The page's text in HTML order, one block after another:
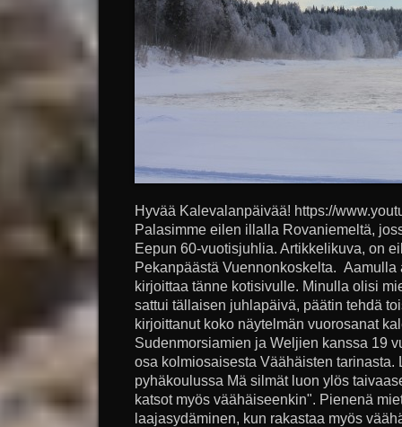
Hyvää Kalevalanpäivää! https://
Palasimme eilen illalla Rovaniemeltä,
Eepun 60-vuotisjuhlia. Artikkelikuva, on
Pekanpäästä Vuennonkoskelta.
kirjoittaa tänne kotisivulle. Minulla olisi
sattui tällaisen juhlapäivä, päätin tehdä
kirjoittanut koko näytelmän vuorosanat
Sudenmorsiamien ja Weljien kanssa 19
osa kolmiosaisesta Väähäisten
pyhäkoulussa Mä silmät luon ylös
katsot myös väähäiseenkin". Pienenä
laajasydäminen, kun rakastaa myös